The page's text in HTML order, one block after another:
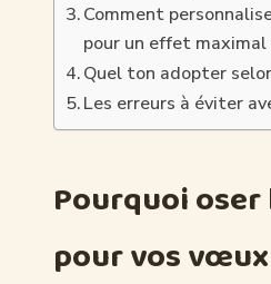
Comment
pour un effet maximal
Quel ton adopter
Les erreurs à éviter
Pourquoi oser
pour vos vœux